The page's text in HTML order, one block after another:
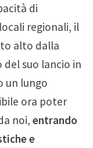
di
regionali, il
alto dalla
suo lancio in
un lungo
ora poter
noi, entrando
e